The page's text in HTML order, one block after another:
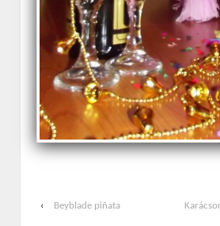
‹ Beyblade piñata